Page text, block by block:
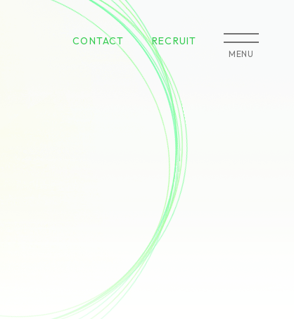
CONTACT RECRUIT
MENU